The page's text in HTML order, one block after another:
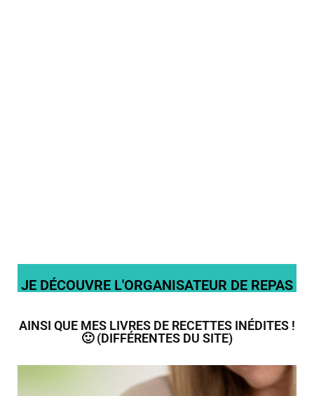
JE DÉCOUVRE L'ORGANISATEUR DE REPAS
AINSI QUE MES LIVRES DE RECETTES INÉDITES !
🙂 (DIFFÉRENTES DU SITE)